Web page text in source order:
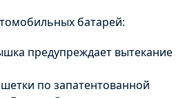
батарей:
предупреждает вытекание
по запатентованной